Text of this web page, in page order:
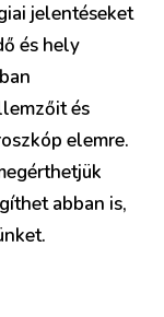
jelentéseket
és hely
és
elemre.
abban is,